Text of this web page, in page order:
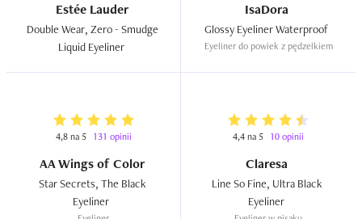
Estée Lauder
Double Wear, Zero - Smudge
IsaDora
Eyeliner do powiek z pędzelkiem
4,8 na 5 131 opinii
AA Wings of Color
Star Secrets, The Black
4,4 na 5 10 opinii
Claresa
Line So Fine, Ultra Black